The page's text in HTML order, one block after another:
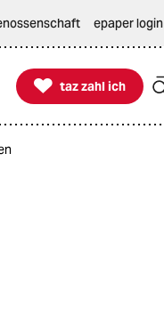
epaper login

taz zahl ich
taz zahl ich